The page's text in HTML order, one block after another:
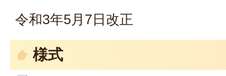
令和3年5月7日改正
様式